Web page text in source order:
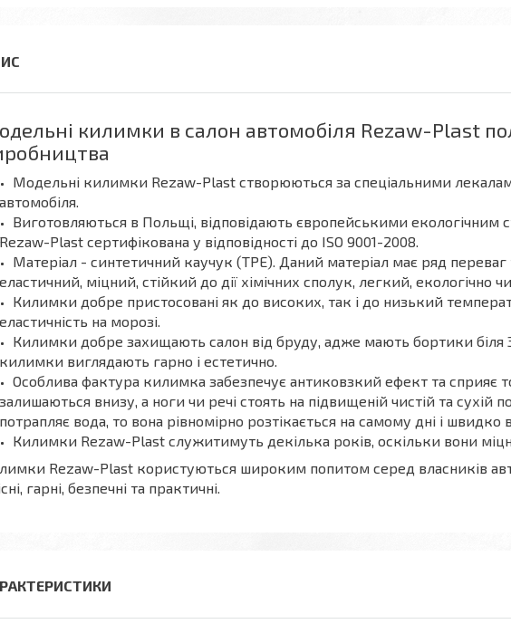
килимки в салон автомобіля Rezaw-Plast
Модельні килимки Rezaw-Plast створюються за спеціальними
автомобіля.
Виготовляються в Польщі, відповідають європейськими екологічним
Rezaw-Plast сертифікована у відповідності до ISO 9001-2008.
Матеріал - синтетичний каучук (ТРЕ). Даний матеріал має ряд переваг
еластичний, міцний, стійкий до дії хімічних сполук, легкий, екологічно
Килимки добре пристосовані як до високих, так і до низький
еластичність на морозі.
Килимки добре захищають салон від бруду, адже мають бортики біля
килимки виглядають гарно і естетично.
Особлива фактура килимка забезпечує антиковзкий ефект та сприяє
залишаються внизу, а ноги чи речі стоять на підвищеній чистій та сухій
потрапляє вода, то вона рівномірно розтікається на самому дні і швидко
Килимки Rezaw-Plast служитимуть декілька років, оскільки вони
Rezaw-Plast користуються широким попитом серед власників
гарні, безпечні та практичні.